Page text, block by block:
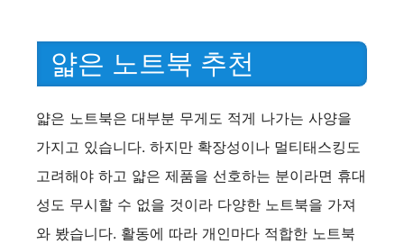
얇은 노트북 추천
얇은 노트북은 대부분 무게도 적게 나가는 사양을
가지고 있습니다. 하지만 확장성이나 멀티태스킹도
고려해야 하고 얇은 제품을 선호하는 분이라면 휴대
성도 무시할 수 없을 것이라 다양한 노트북을 가져
와 봤습니다. 활동에 따라 개인마다 적합한 노트북